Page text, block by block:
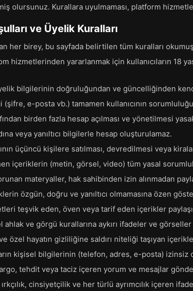
olursunuz. Kurallara uyulmaması, platform
ve Üyelik Kuralları
her birey, bu sayfada belirtilen tüm kuralları
hizmetlerinden yararlanmak için kullanıcıların 18
bilgilerinin doğruluğundan ve güncelliğinden
e-posta vb.) tamamen kullanıcının
birden fazla hesap açılması ve yönetilmesi
veya yanıltıcı bilgilerle hesap oluşturulamaz.
üçüncü kişilere satılması, devredilmesi veya
içeriklerin (metin, görsel, video) tüm yasal
materyaller, hak sahibinden izin alınmadan
özgün, doğru ve yanıltıcı olmamasına özen
teşvik eden, öven veya tarif eden içerikler
ahlak ve görgü kurallarına aykırı ifadeler ve görseller
özel hayatın gizliliğine saldırı niteliği taşıyan
kişisel bilgilerinin (telefon, adres, e-posta) izinsiz
tehdit veya taciz içeren yorum ve mesajlar
cinsiyetçilik ve her türlü ayrımcılık içeren